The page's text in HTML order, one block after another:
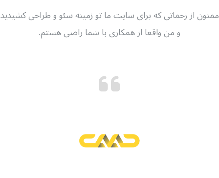
ممنون از زحماتی که برای سایت ما تو زمینه سئو و طراحی کشیدید
و من واقعا از همکاری با شما راضی هستم.